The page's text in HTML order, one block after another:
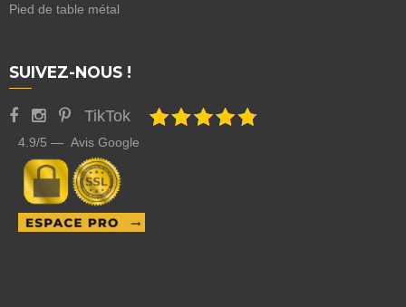
Pied de table métal
SUIVEZ-NOUS !
TikTok
4.9/5 — Avis Google